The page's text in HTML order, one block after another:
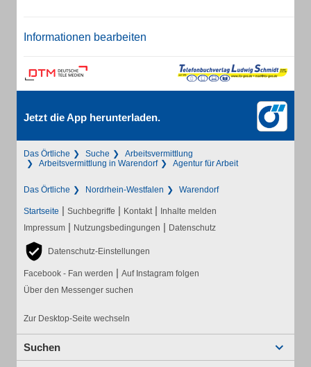
Informationen bearbeiten
Jetzt die App herunterladen.
Das Örtliche Suche
Arbeitsvermittlung
Arbeitsvermittlung in Warendorf
Agentur für Arbeit
Das Örtliche Nordrhein-Westfalen Warendorf
Startseite | Suchbegriffe | Kontakt | Inhalte melden
Impressum | Nutzungsbedingungen | Datenschutz
Datenschutz-Einstellungen
Facebook - Fan werden | Auf Instagram folgen
Über den Messenger suchen
Zur Desktop-Seite wechseln
Suchen